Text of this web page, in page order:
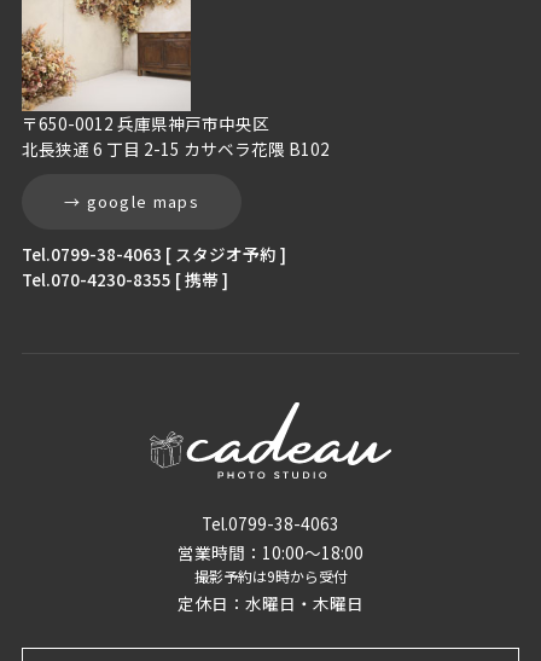
〒650-0012 兵庫県神戸市中央区
北長狭通 6 丁目 2-15 カサベラ花隈 B102
→ google maps
Tel.0799-38-4063 [ スタジオ予約 ]
Tel.070-4230-8355 [ 携帯 ]
Tel.0799-38-4063
営業時間：10:00〜18:00
撮影予約は9時から受付
定休日：水曜日・木曜日